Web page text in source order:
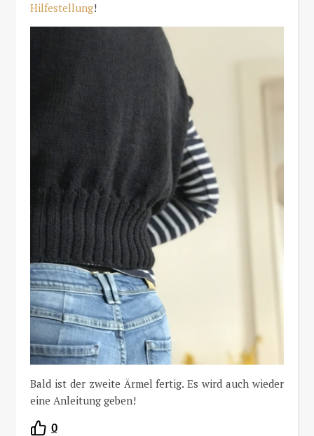
Hilfestellung!
Bald ist der zweite Ärmel fertig. Es wird auch wieder
eine Anleitung geben!
0